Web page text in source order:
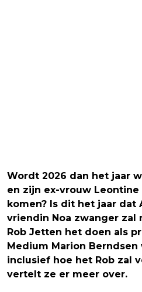
Wordt 2026 dan het jaar
en zijn ex-vrouw
komen? Is dit het jaar dat
vriendin Noa zwanger zal
Rob Jetten het doen als
Medium Marion
inclusief hoe het Rob zal
vertelt ze er meer over.